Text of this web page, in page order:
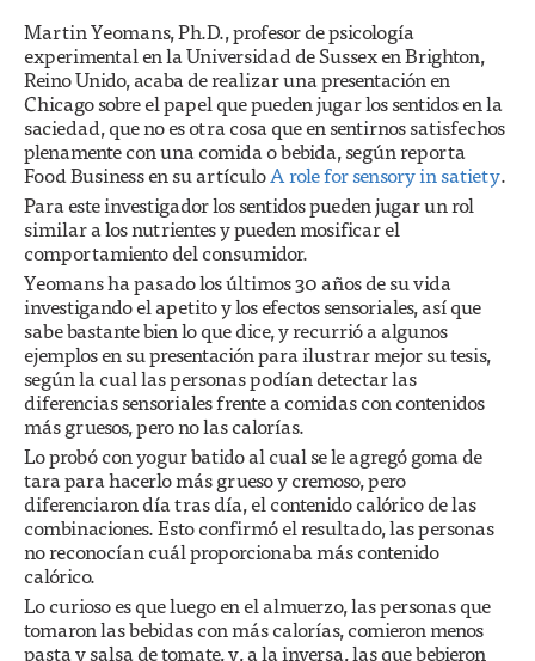
Martin Yeomans, Ph.D., profesor de psicología
experimental en la Universidad de Sussex en Brighton,
Reino Unido, acaba de realizar una presentación en
Chicago sobre el papel que pueden jugar los sentidos en la
saciedad, que no es otra cosa que en sentirnos satisfechos
plenamente con una comida o bebida, según reporta
Food Business en su artículoA role for sensory in satiety.
Para este investigador los sentidos pueden jugar un rol
similar a los nutrientes y pueden mosificar el
comportamiento del consumidor.
Yeomans ha pasado los últimos 30 años de su vida
investigando el apetito y los efectos sensoriales, así que
sabe bastante bien lo que dice, y recurrió a algunos
ejemplos en su presentación para ilustrar mejor su tesis,
según la cual las personas podían detectar las
diferencias sensorialesfrente a comidas con contenidos
más gruesos, pero no las calorías.
Lo probó con yogur batido al cual se le agregó goma de
tara para hacerlo más grueso y cremoso, pero
diferenciaron día tras día, el contenido calórico de las
combinaciones. Esto confirmó el resultado, las personas
no reconocían cuál proporcionaba más contenido
calórico.
Lo curioso es que luego en el almuerzo, las personas que
tomaron las bebidas con más calorías, comieron menos
pasta y salsa de tomate, y, a la inversa, las que bebieron